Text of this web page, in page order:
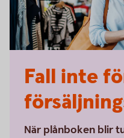
Fall inte
När plånboken blir